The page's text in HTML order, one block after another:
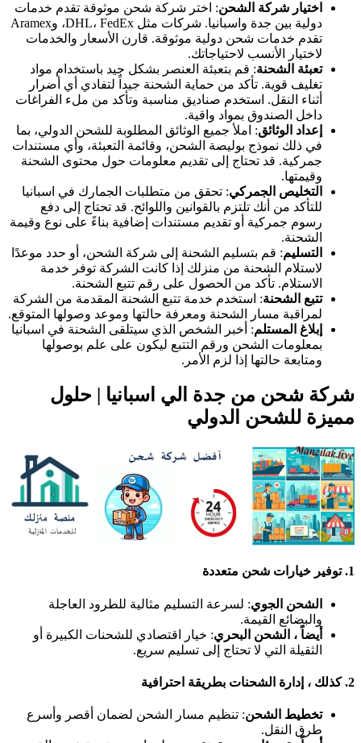
اختيار شركة الشحن: اختر شركة شحن موثوقة تقدم خدمات
دولية بين جدة واسبانيا. شركات مثل DHL، FedEx، وAramex
تقدم خدمات شحن دولية موثوقة. قارن الأسعار والخدمات
لاختيار الأنسب لاحتياجاتك.
تعبئة الشحنة: قم بتعبئة العنصر بشكل جيد باستخدام مواد
تغليف قوية. تأكد من حماية الشحنة جيداً لتفادي أي أضرار
أثناء النقل. استخدم صناديق مناسبة وتأكد من ملء الفراغات
داخل الصندوق بمواد واقية.
إعداد الوثائق: املأ جميع الوثائق المطلوبة للشحن الدولي، بما
في ذلك نموذج بوليصة الشحن، وقائمة التعبئة، وأي مستندات
جمركية. قد تحتاج إلى تقديم معلومات حول محتوى الشحنة
وقيمتها.
التخليص الجمركي: تحقق من متطلبات الجمارك في اسبانيا
للتأكد من أنك تلتزم بالقوانين واللوائح. قد تحتاج إلى دفع
رسوم جمركية أو تقديم مستندات إضافية بناءً على نوع وقيمة
الشحنة.
التسليم: قم بتسليم الشحنة إلى شركة الشحن، أو حدد موعدًا
لاستلام الشحنة من منزلك إذا كانت الشركة توفر خدمة
الاستلام. تأكد من الحصول على رقم تتبع الشحنة.
تتبع الشحنة: استخدم خدمة تتبع الشحنة المقدمة من الشركة
لمراقبة مسار الشحنة ومعرفة حالتها وموعد وصولها المتوقع.
إبلاغ المستلم: أخبر الشخص الذي سيتلقى الشحنة في اسبانيا
بمعلومات الشحن ورقم التتبع ليكون على علم بوصولها
ومتابعة حالتها إذا لزم الأمر.
شركة شحن من جدة الي اسبانيا | حلول
مميزة للشحن الدولي
1. توفير خيارات شحن متعددة
الشحن الجوي: لسرعة التسليم مثالية للطرود العاجلة
والبضائع القيمة.
أيضاً ، الشحن البحري: خيار اقتصادي للشحنات الكبيرة أو
الثقيلة التي لا تحتاج إلى تسليم سريع.
2. كذلك ، إدارة الشحنات بطريقة احترافية
تخطيط الشحن: تنظيم مسار الشحن لضمان أقصر وأسرع
طرق النقل.